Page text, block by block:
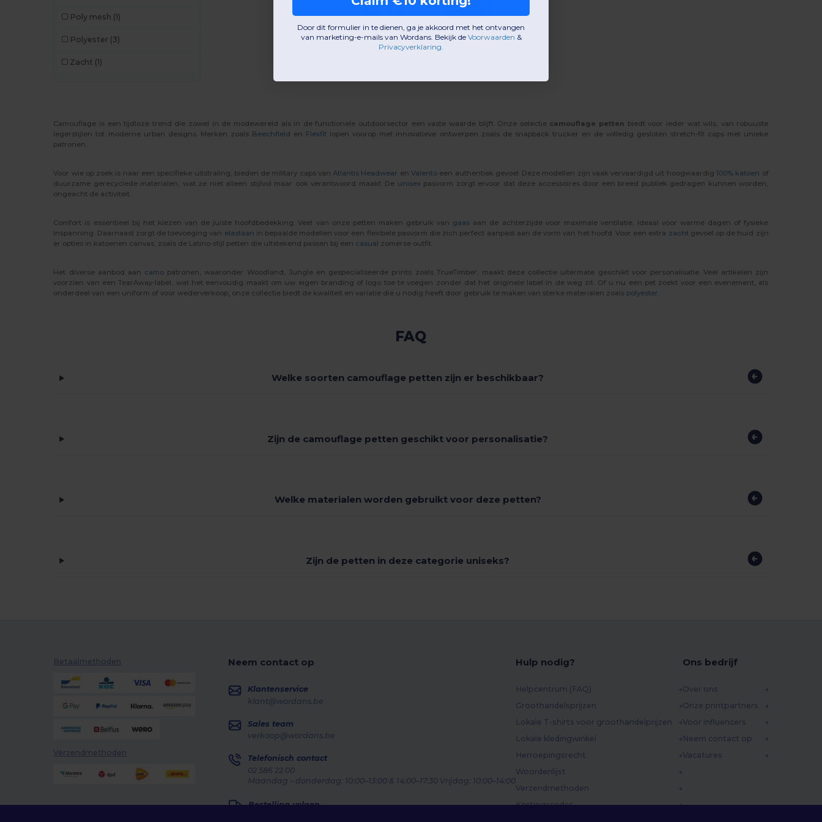
Poly mesh (1)
Polyester (3)
Zacht (1)
€2.79
Camouflage is een tijdloze trend die zowel in de modewereld als in de functionele outdoorsector een vaste waarde blijft. Onze selectie camouflage petten biedt voor ieder wat wils, van robuuste
legerstijlen tot moderne urban designs. Merken zoals Beechfield en Flexfit lopen voorop met innovatieve ontwerpen zoals de snapback trucker en de volledig gesloten stretch-fit caps met unieke
patronen.
Voor wie op zoek is naar een specifieke uitstraling, bieden de military caps van Atlantis Headwear en Valentoeen authentiek gevoel. Deze modellen zijn vaak vervaardigd uit hoogwaardig 100% katoen of
duurzame gerecyclede materialen, wat ze niet alleen stijlvol maar ook verantwoord maakt. De unisex pasvorm zorgt ervoor dat deze accessoires door een breed publiek gedragen kunnen worden,
ongeacht de activiteit.
Comfort is essentieel bij het kiezen van de juiste hoofdbedekking. Veel van onze petten maken gebruik van gaas aan de achterzijde voor maximale ventilatie, ideaal voor warme dagen of fysieke
inspanning. Daarnaast zorgt de toevoeging van elastaan in bepaalde modellen voor een flexibele pasvorm die zich perfect aanpast aan de vorm van het hoofd. Voor een extra zachtgevoel op de huid zijn
er opties in katoenen canvas, zoals de Latino-stijl petten die uitstekend passen bij een casual zomerse outfit.
Het diverse aanbod aan camo patronen, waaronder Woodland, Jungle en gespecialiseerde prints zoals TrueTimber, maakt deze collectie uitermate geschikt voor personalisatie. Veel artikelen zijn
voorzien van een TearAway-label, wat het eenvoudig maakt om uw eigen branding of logo toe te voegen zonder dat het originele label in de weg zit. Of u nu een pet zoekt voor een evenement, als
onderdeel van een uniform of voor wederverkoop, onze collectie biedt de kwaliteit en variatie die u nodig heeft door gebruik te maken van sterke materialen zoals polyester
FAQ
Welke soorten camouflage petten zijn er beschikbaar?
Zijn de camouflage petten geschikt voor personalisatie?
Welke materialen worden gebruikt voor deze petten?
Zijn de petten in deze categorie uniseks?
Betaalmethoden
Verzendmethoden
Neem contact op
Klantenservice
klant@wordans.be
Sales team
verkoop@wordans.be
Telefonisch contact
02 586 22 00
Maandag – donderdag: 10:00–13:00 & 14:00–17:30 Vrijdag: 10:00–14:00
Bestelling volgen
Hulp nodig?
Helpcentrum (FAQ)
Groothandelsprijzen
Lokale T-shirts voor groothandelprijzen
Lokale kledingwinkel
Herroepingsrecht
Woordenlijst
Verzendmethoden
Kortingscodes
Ons bedrijf
Over ons
Onze printpartners
Voor influencers
Neem contact op
Vacatures
Door dit formulier in te dienen, ga je akkoord met het ontvangen
van marketing-e-mails van Wordans. Bekijk de Voorwaarden &
Privacyverklaring.